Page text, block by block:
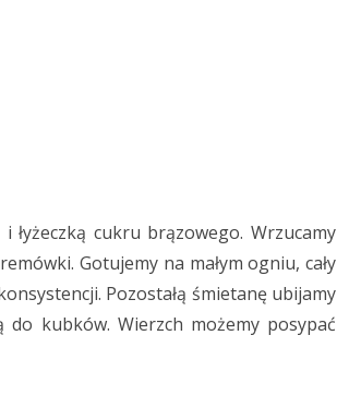
cukru brązowego. Wrzucamy
Gotujemy na małym ogniu, cały
Pozostałą śmietanę ubijamy
kubków. Wierzch możemy posypać